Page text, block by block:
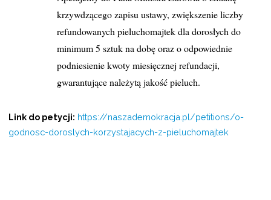
krzywdzącego zapisu ustawy, zwiększenie liczby
refundowanych pieluchomajtek dla dorosłych do
minimum 5 sztuk na dobę oraz o odpowiednie
podniesienie kwoty miesięcznej refundacji,
gwarantujące należytą jakość pieluch.
Link do petycji: https://naszademokracja.pl/petitions/o-
godnosc-doroslych-korzystajacych-z-pieluchomajtek